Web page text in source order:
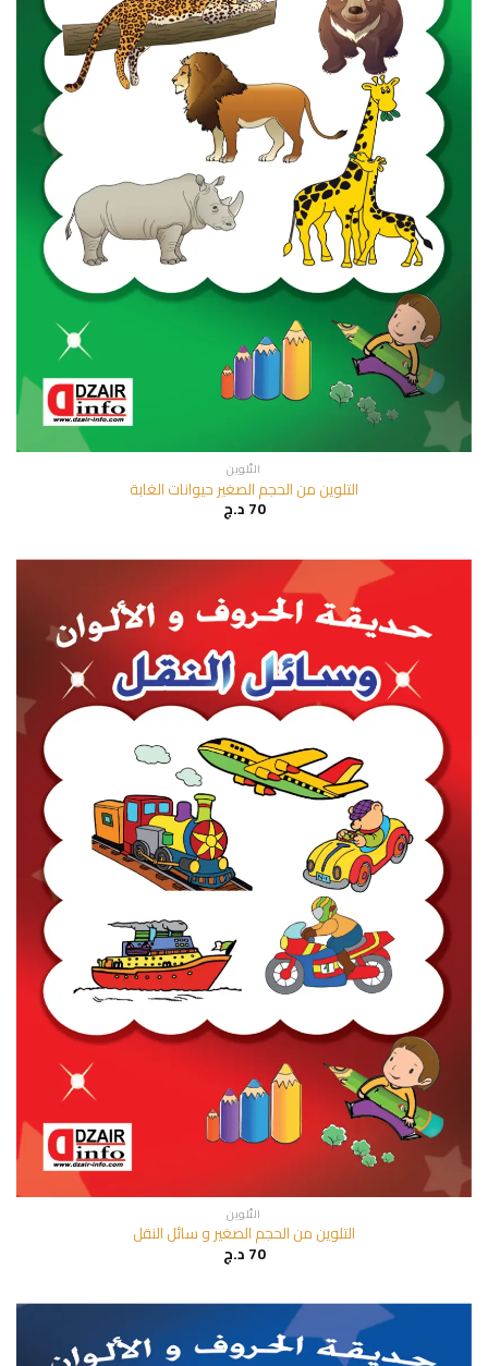
التّلوين
التلوين من الحجم الصغير حيوانات الغابة
70د.ج
التّلوين
التلوين من الحجم الصغير و سائل النقل
70د.ج